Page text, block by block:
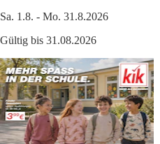
Sa. 1.8. - Mo. 31.8.2026
Gültig bis 31.08.2026